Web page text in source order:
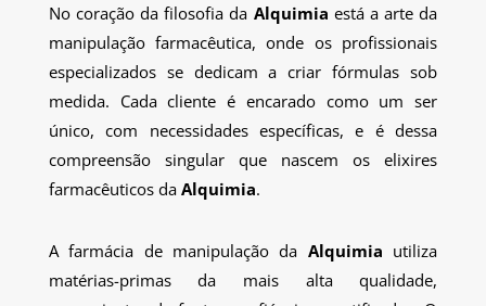
No coração da filosofia da Alquimia está a arte da
manipulação farmacêutica, onde os profissionais
especializados se dedicam a criar fórmulas sob
medida. Cada cliente é encarado como um ser
único, com necessidades específicas, e é dessa
compreensão singular que nascem os elixires
farmacêuticos da Alquimia.
A farmácia de manipulação da Alquimia utiliza
matérias-primas da mais alta qualidade,